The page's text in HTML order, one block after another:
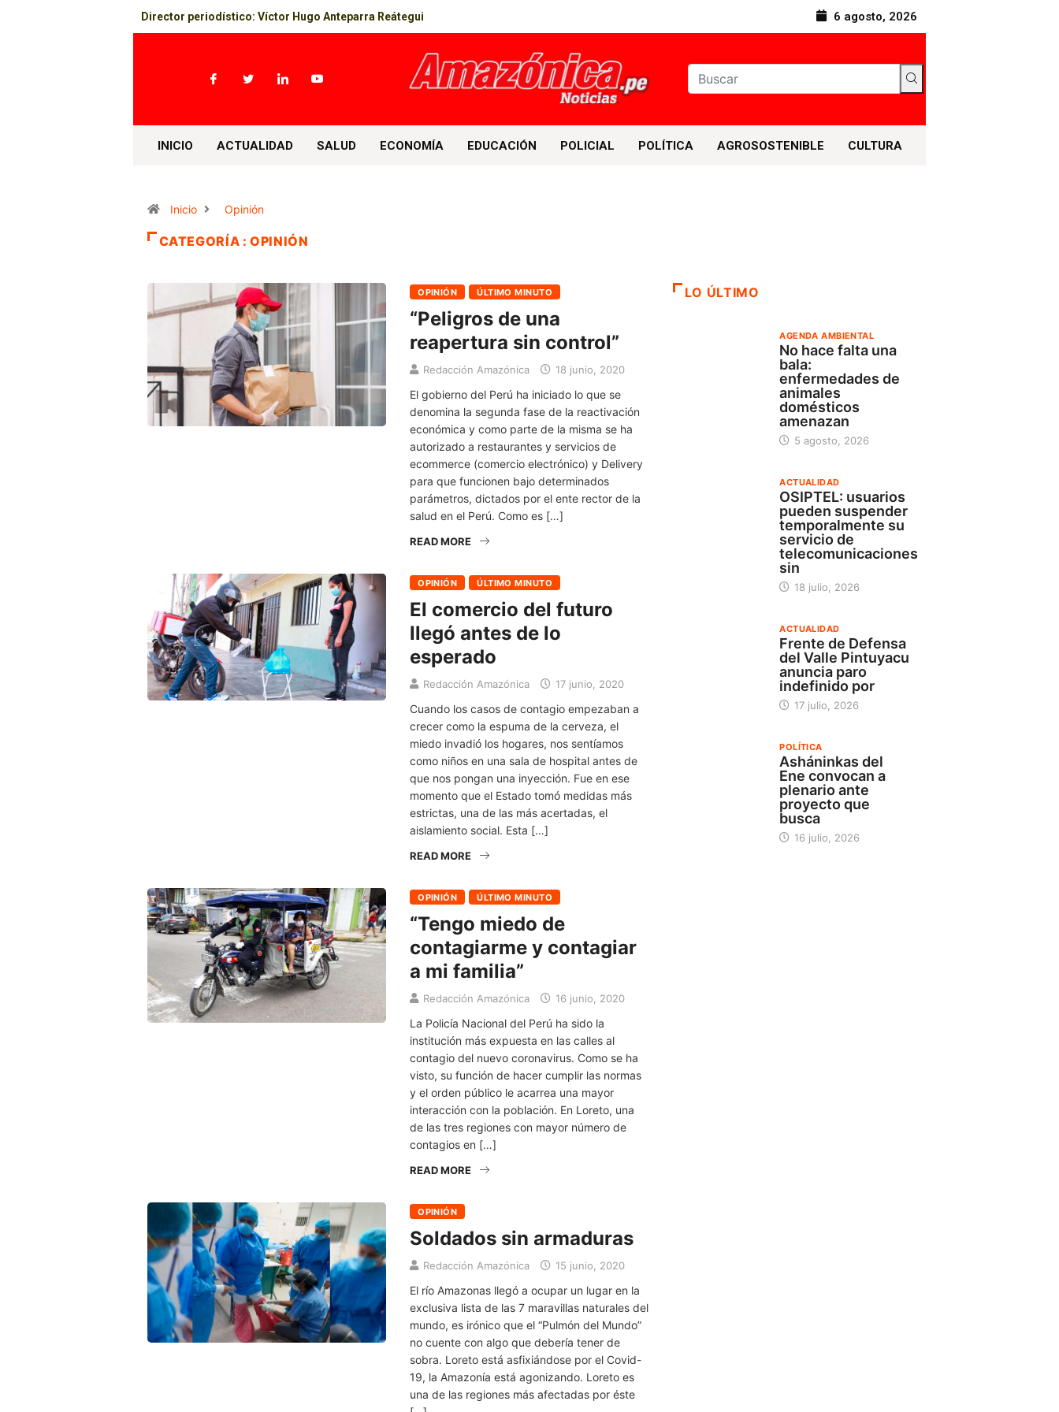
Director periodístico: Víctor Hugo Anteparra Reátegui 6 agosto, 2026
INICIO ACTUALIDAD SALUD ECONOMÍA EDUCACIÓN POLICIAL POLÍTICA AGROSOSTENIBLE CULTURA
Inicio Opinión
CATEGORÍA : OPINIÓN
OPINIÓN ÚLTIMO MINUTO
“Peligros de una
reapertura sin control”
Redacción Amazónica 18 junio, 2020
El gobierno del Perú ha iniciado lo que se
denomina la segunda fase de la reactivación
económica y como parte de la misma se ha
autorizado a restaurantes y servicios de
ecommerce (comercio electrónico) y Delivery
para que funcionen bajo determinados
parámetros, dictados por el ente rector de la
salud en el Perú. Como es […]
READ MORE
OPINIÓN ÚLTIMO MINUTO
El comercio del futuro
llegó antes de lo
esperado
Redacción Amazónica 17 junio, 2020
Cuando los casos de contagio empezaban a
crecer como la espuma de la cerveza, el
miedo invadió los hogares, nos sentíamos
como niños en una sala de hospital antes de
que nos pongan una inyección. Fue en ese
momento que el Estado tomó medidas más
estrictas, una de las más acertadas, el
aislamiento social. Esta […]
READ MORE
OPINIÓN ÚLTIMO MINUTO
“Tengo miedo de
contagiarme y contagiar
a mi familia”
Redacción Amazónica 16 junio, 2020
La Policía Nacional del Perú ha sido la
institución más expuesta en las calles al
contagio del nuevo coronavirus. Como se ha
visto, su función de hacer cumplir las normas
y el orden público le acarrea una mayor
interacción con la población. En Loreto, una
de las tres regiones con mayor número de
contagios en […]
READ MORE
OPINIÓN
Soldados sin armaduras
Redacción Amazónica 15 junio, 2020
El río Amazonas llegó a ocupar un lugar en la
exclusiva lista de las 7 maravillas naturales del
mundo, es irónico que el “Pulmón del Mundo”
no cuente con algo que debería tener de
sobra. Loreto está asfixiándose por el Covid-
19, la Amazonía está agonizando. Loreto es
una de las regiones más afectadas por éste
LO ÚLTIMO
AGENDA AMBIENTAL
No hace falta una
bala:
enfermedades de
animales
domésticos
amenazan
5 agosto, 2026
ACTUALIDAD
OSIPTEL: usuarios
pueden suspender
temporalmente su
servicio de
telecomunicaciones
sin
18 julio, 2026
ACTUALIDAD
Frente de Defensa
del Valle Pintuyacu
anuncia paro
indefinido por
17 julio, 2026
POLÍTICA
Asháninkas del
Ene convocan a
plenario ante
proyecto que
busca
16 julio, 2026